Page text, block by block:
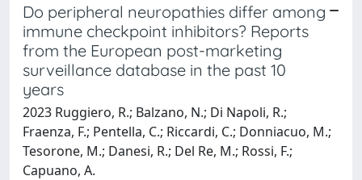
Do peripheral neuropathies differ among
immune checkpoint inhibitors? Reports
from the European post-marketing
surveillance database in the past 10
years
2023 Ruggiero, R.; Balzano, N.; Di Napoli, R.;
Fraenza, F.; Pentella, C.; Riccardi, C.; Donniacuo, M.;
Tesorone, M.; Danesi, R.; Del Re, M.; Rossi, F.;
Capuano, A.